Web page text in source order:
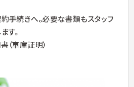
手続きへ。必要な書類もスタッフ
す。
（車庫証明）